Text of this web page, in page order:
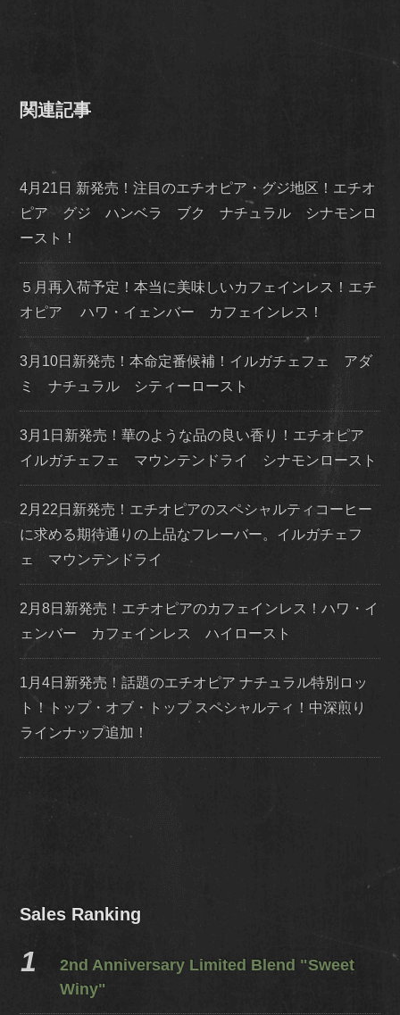
関連記事
4月21日 新発売！注目のエチオピア・グジ地区！エチオ
ピア グジ ハンベラ ブク ナチュラル シナモンロ
ースト！
５月再入荷予定！本当に美味しいカフェインレス！エチ
オピア ハワ・イェンバー カフェインレス！
3月10日新発売！本命定番候補！イルガチェフェ アダ
ミ ナチュラル シティーロースト
3月1日新発売！華のような品の良い香り！エチオピア
イルガチェフェ マウンテンドライ シナモンロースト
2月22日新発売！エチオピアのスペシャルティコーヒー
に求める期待通りの上品なフレーバー。イルガチェフ
ェ マウンテンドライ
2月8日新発売！エチオピアのカフェインレス！ハワ・イ
ェンバー カフェインレス ハイロースト
1月4日新発売！話題のエチオピア ナチュラル特別ロッ
ト！トップ・オブ・トップ スペシャルティ！中深煎り
ラインナップ追加！
Sales Ranking
2nd Anniversary Limited Blend "Sweet
Winy"